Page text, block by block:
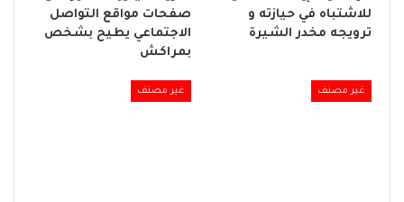
للاشتباه في حيازته و
ترويجه مخدر الشيرة
صفحات مواقع التواصل
الاجتماعي يطيح بشخص
بمراكش
غير مصنف غير مصنف